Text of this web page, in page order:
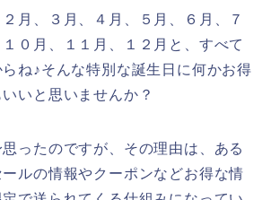
月、３月、４月、５月、６月、７
０月、１１月、１２月と、すべて
ね♪そんな特別な誕生日に何かお得
いと思いませんか？
ったのですが、その理由は、ある
ルの情報やクーポンなどお得な情